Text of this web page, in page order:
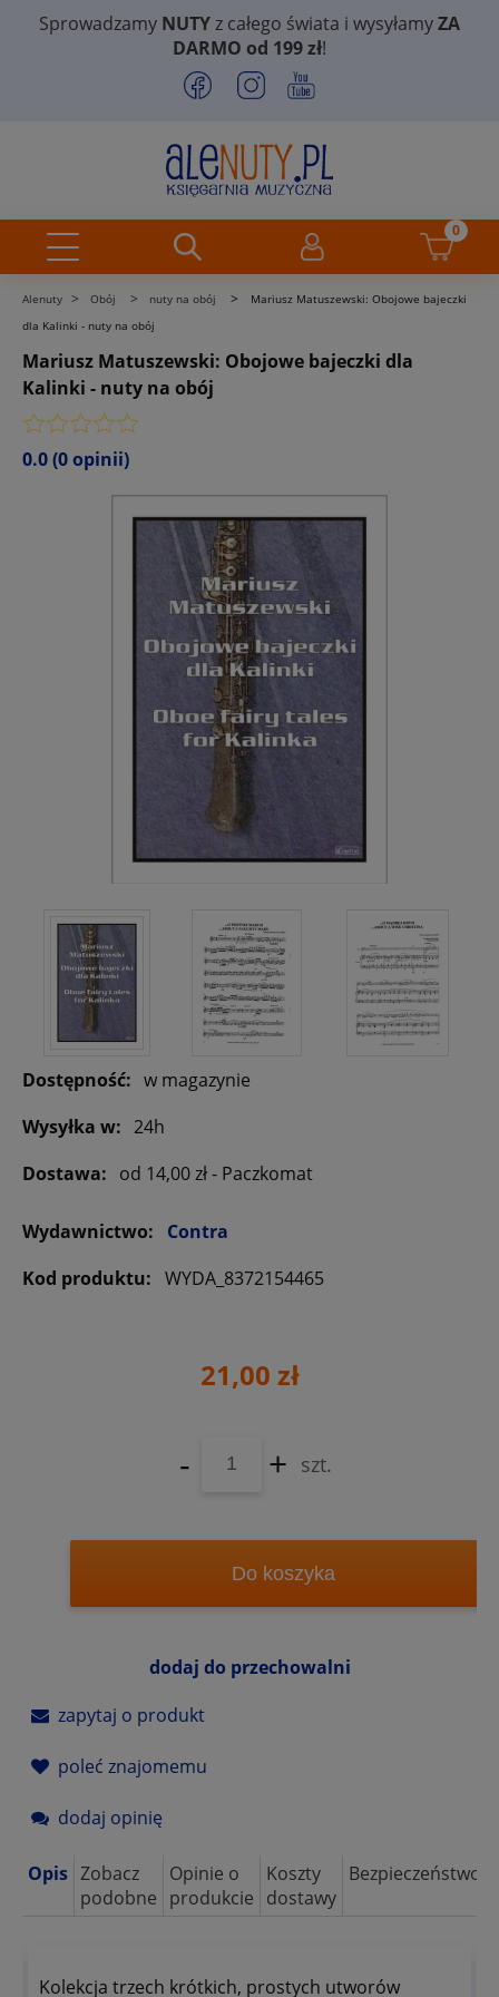
Sprowadzamy NUTYz całego świata i wysyłamyZA
DARMO od 199 zł!
Alenuty > Obój > nuty na obój >
Mariusz Matuszewski: Obojowe bajeczki
dla Kalinki - nuty na obój
Mariusz Matuszewski: Obojowe bajeczki dla
Kalinki - nuty na obój
0.0(0 opinii)
Dostępność: w magazynie
Wysyłka w: 24h
Dostawa: od 14,00 zł- Paczkomat
Wydawnictwo:
Contra
Kod produktu: WYDA_8372154465
21,00 zł
- + szt.
Do koszyka
dodaj do przechowalni
zapytaj o produkt
poleć znajomemu
dodaj opinię
Opis Zobacz
podobne
Opinie o
produkcie
Koszty
dostawy
Bezpieczeństwo
Kolekcja trzech krótkich, prostych utworów